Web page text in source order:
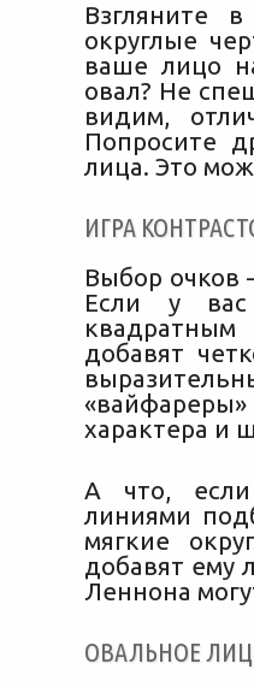
Взгляните
округлые
ваше лицо
овал? Не
видим,
Попросите
лица. Это
ИГРА
Выбор очков
Если у вас
добавят
характера и
А что, если
линиями
мягкие
добавят ему
Леннона
ОВАЛЬНОЕ